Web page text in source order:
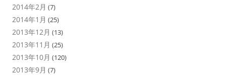
2014年2月 (7)
2014年1月 (25)
2013年12月 (13)
2013年11月 (25)
2013年10月 (120)
2013年9月 (7)